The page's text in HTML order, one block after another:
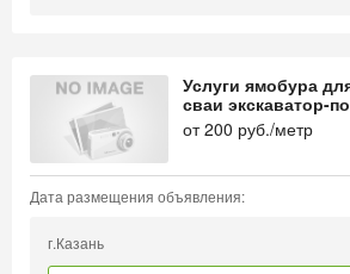
Услуги ямобура
сваи экскаватор-
от200 руб./метр
Дата размещения объявления:
г.Казань